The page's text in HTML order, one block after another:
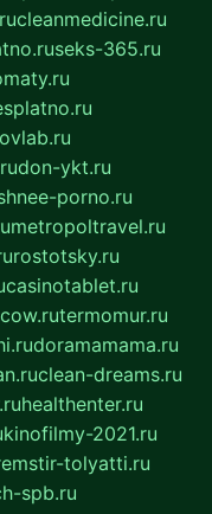
cleanmedicine.ru
seks-365.ru
don-ykt.ru
porno.ru
metropoltravel.ru
rostotsky.ru
casinotablet.ru
termomur.ru
doramamama.ru
clean-dreams.ru
healthenter.ru
kinofilmy-2021.ru
tolyatti.ru
spb.ru